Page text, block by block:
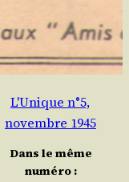
L'Unique n°5,
novembre 1945
Dans le même
numéro :